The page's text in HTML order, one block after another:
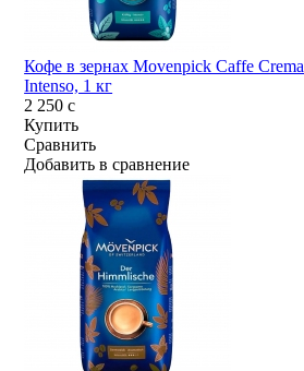
Кофе в зернах Movenpick Caffe
Intenso, 1 кг
2 250c
Купить
Сравнить
Добавить в сравнение